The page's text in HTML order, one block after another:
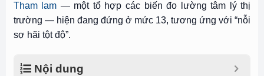
Tham lam — một tổ hợp các biến đo lường tâm lý thị
trường — hiện đang đứng ở mức 13, tương ứng với “nỗi
sợ hãi tột độ”.
Nội dung